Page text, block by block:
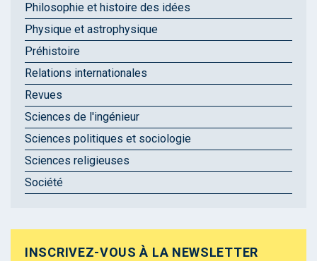
Philosophie et histoire des idées
Physique et astrophysique
Préhistoire
Relations internationales
Revues
Sciences de l'ingénieur
Sciences politiques et sociologie
Sciences religieuses
Société
INSCRIVEZ-VOUS À LA NEWSLETTER